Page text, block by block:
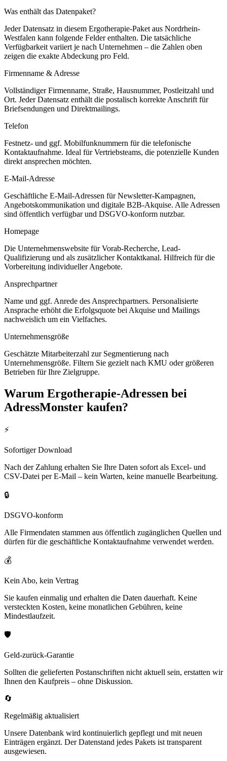
Was enthält das Datenpaket?
Jeder Datensatz in diesem Ergotherapie-Paket aus Nordrhein-
Westfalen kann folgende Felder enthalten. Die tatsächliche
Verfügbarkeit variiert je nach Unternehmen – die Zahlen oben
zeigen die exakte Abdeckung pro Feld.
Firmenname & Adresse
Vollständiger Firmenname, Straße, Hausnummer, Postleitzahl und
Ort. Jeder Datensatz enthält die postalisch korrekte Anschrift für
Briefsendungen und Direktmailings.
Telefon
Festnetz- und ggf. Mobilfunknummern für die telefonische
Kontaktaufnahme. Ideal für Vertriebsteams, die potenzielle Kunden
direkt ansprechen möchten.
E-Mail-Adresse
Geschäftliche E-Mail-Adressen für Newsletter-Kampagnen,
Angebotskommunikation und digitale B2B-Akquise. Alle Adressen
sind öffentlich verfügbar und DSGVO-konform nutzbar.
Homepage
Die Unternehmenswebsite für Vorab-Recherche, Lead-
Qualifizierung und als zusätzlicher Kontaktkanal. Hilfreich für die
Vorbereitung individueller Angebote.
Ansprechpartner
Name und ggf. Anrede des Ansprechpartners. Personalisierte
Ansprache erhöht die Erfolgsquote bei Akquise und Mailings
nachweislich um ein Vielfaches.
Unternehmensgröße
Geschätzte Mitarbeiterzahl zur Segmentierung nach
Unternehmensgröße. Filtern Sie gezielt nach KMU oder größeren
Betrieben für Ihre Zielgruppe.
Warum Ergotherapie-Adressen bei
AdressMonster kaufen?
⚡
Sofortiger Download
Nach der Zahlung erhalten Sie Ihre Daten sofort als Excel- und
CSV-Datei per E-Mail – kein Warten, keine manuelle Bearbeitung.
🔒
DSGVO-konform
Alle Firmendaten stammen aus öffentlich zugänglichen Quellen und
dürfen für die geschäftliche Kontaktaufnahme verwendet werden.
💰
Kein Abo, kein Vertrag
Sie kaufen einmalig und erhalten die Daten dauerhaft. Keine
versteckten Kosten, keine monatlichen Gebühren, keine
Mindestlaufzeit.
🛡️
Geld-zurück-Garantie
Sollten die gelieferten Postanschriften nicht aktuell sein, erstatten wir
Ihnen den Kaufpreis – ohne Diskussion.
🔄
Regelmäßig aktualisiert
Unsere Datenbank wird kontinuierlich gepflegt und mit neuen
Einträgen ergänzt. Der Datenstand jedes Pakets ist transparent
ausgewiesen.